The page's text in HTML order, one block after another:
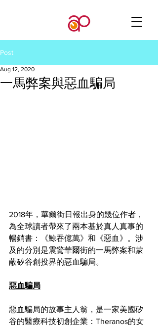
Post
一馬弊案與惡血騙局
Aug 12, 2020
2018年，華爾街日報出身的幾位作者，
為全球讀者帶來了兩本基於真人真事的
暢銷書：《鯨吞億萬》和《惡血》。涉
及的分別是震驚華爾街的一馬弊案和蒙
蔽矽谷創投界的惡血騙局。
惡血騙局
惡血騙局的故事主人翁，是一家美國矽
谷的醫療科技初創企業：Theranos的女